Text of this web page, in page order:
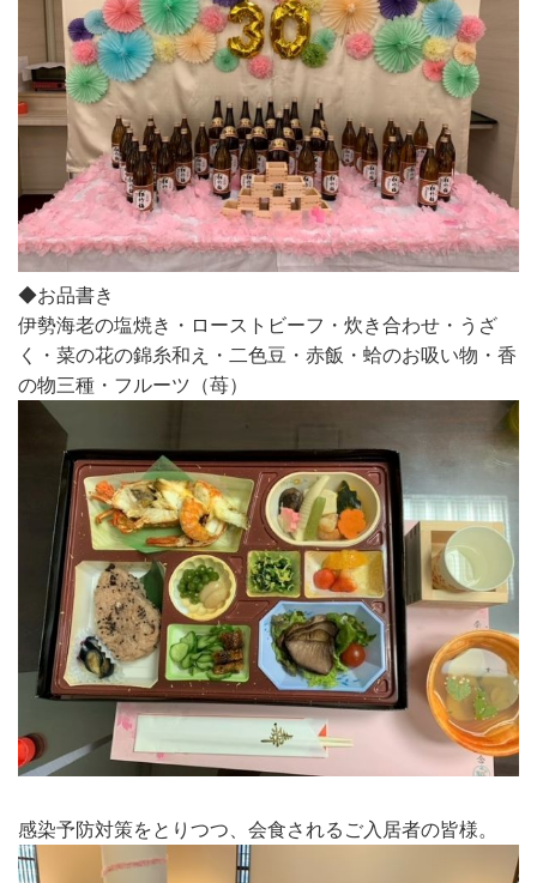
◆お品書き
伊勢海老の塩焼き・ローストビーフ・炊き合わせ・うざ
く・菜の花の錦糸和え・二色豆・赤飯・蛤のお吸い物・香
の物三種・フルーツ（苺）
感染予防対策をとりつつ、会食されるご入居者の皆様。